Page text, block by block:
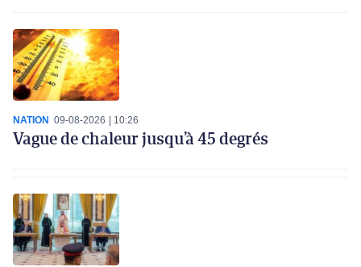
NATION 09-08-2026 10:26
Vague de chaleur jusqu’à 45 degrés